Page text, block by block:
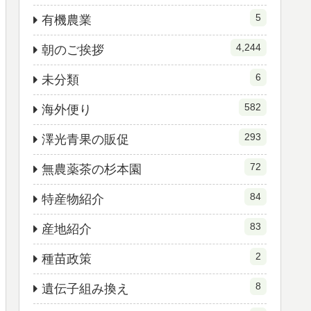
有機農業 5
朝のご挨拶 4,244
未分類 6
海外便り 582
澤光青果の販促 293
無農薬茶の杉本園 72
特産物紹介 84
産地紹介 83
種苗政策 2
遺伝子組み換え 8